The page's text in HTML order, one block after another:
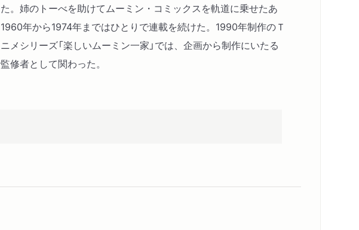
。姉のトーべを助けてムーミン・コミックスを軌道に乗せたあ
年から1974年まではひとりで連載を続けた。1990年制作のＴ
メシリーズ「楽しいムーミン一家」では、企画から制作にいたる
修者として関わった。